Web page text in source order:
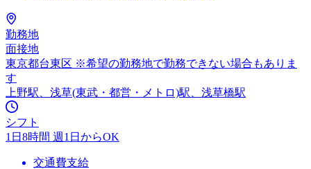
勤務地
面接地
東京都台東区 ※希望の勤務地で勤務できない場合もありま
す
上野駅、浅草(東武・都営・メトロ)駅、浅草橋駅
シフト
1日8時間 週1日からOK
交通費支給